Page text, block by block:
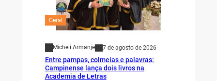
Geral
Micheli Armanje 7 de agosto de 2026
Entre pampas, colmeias e palavras:
Campinense lança dois livros na
Academia de Letras